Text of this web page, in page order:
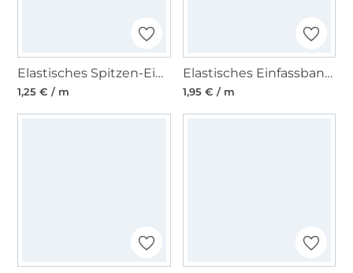
Elastisches Spitzen-Einfassband mit Stickerei, himmelblau 12 mm
1,25 € / m
Elastisches Einfassband Glitzer, grau
1,95 € / m